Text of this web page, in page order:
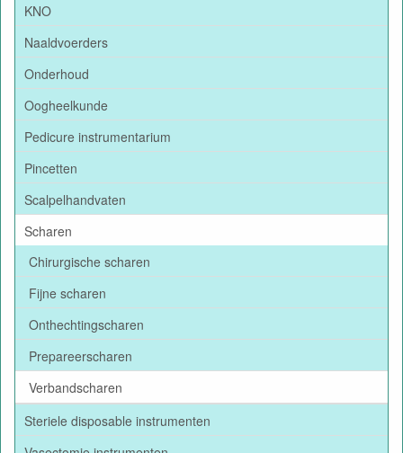
KNO
Naaldvoerders
Onderhoud
Oogheelkunde
Pedicure instrumentarium
Pincetten
Scalpelhandvaten
Scharen
Chirurgische scharen
Fijne scharen
Onthechtingscharen
Prepareerscharen
Verbandscharen
Steriele disposable instrumenten